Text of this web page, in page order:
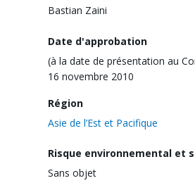
Bastian Zaini
Date d'approbation
(à la date de présentation au
16 novembre 2010
Région
Asie de l’Est et Pacifique
Risque environnemental et
Sans objet